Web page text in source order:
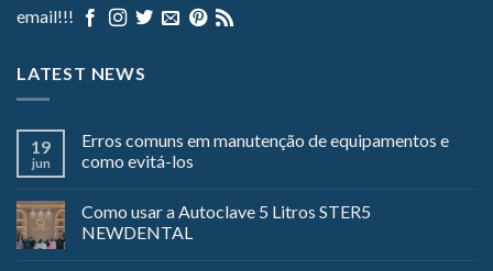
email!!!
LATEST NEWS
19
jun
Erros comuns em manutenção de equipamentos e
como evitá-los
Como usar a Autoclave 5 Litros STER5
NEWDENTAL